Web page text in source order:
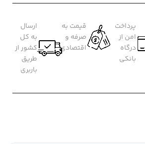
پرداخت
امن از
درگاه
بانکی
قیمت به
صرفه و
اقتصادی
ارسال
به کل
کشور از
طریق
باربری